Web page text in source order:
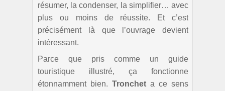
résumer, la condenser, la simplifier… avec
plus ou moins de réussite. Et c’est
précisément là que l’ouvrage devient
intéressant.
Parce que pris comme un guide
touristique illustré, ça fonctionne
étonnamment bien. Tronchet a ce sens